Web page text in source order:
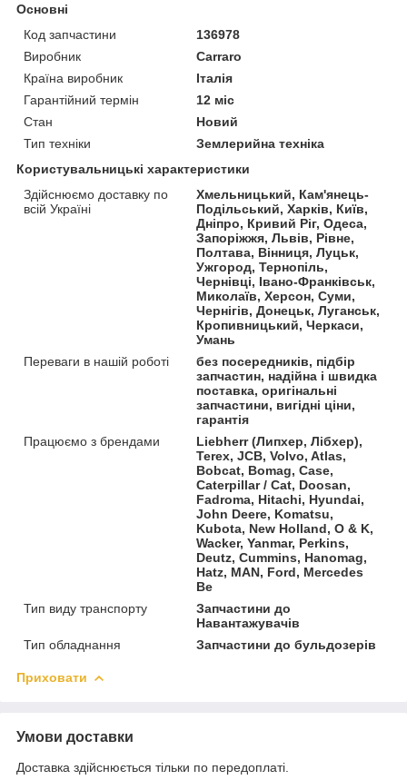
Основні
Код запчастини
136978
Виробник
Carraro
Країна виробник
Італія
Гарантійний термін
12 міс
Стан
Новий
Тип техніки
Землерийна техніка
Користувальницькі характеристики
Здійснюємо доставку по
всій Україні
Хмельницький, Кам'янець-
Подільський, Харків, Київ,
Дніпро, Кривий Ріг, Одеса,
Запоріжжя, Львів, Рівне,
Полтава, Вінниця, Луцьк,
Ужгород, Тернопіль,
Чернівці, Івано-Франківськ,
Миколаїв, Херсон, Суми,
Чернігів, Донецьк, Луганськ,
Кропивницький, Черкаси,
Умань
Переваги в нашій роботі
без посередників, підбір
запчастин, надійна і швидка
поставка, оригінальні
запчастини, вигідні ціни,
гарантія
Працюємо з брендами
Liebherr (Липхер, Лібхер),
Terex, JCB, Volvo, Atlas,
Bobcat, Bomag, Case,
Caterpillar / Cat, Doosan,
Fadroma, Hitachi, Hyundai,
John Deere, Komatsu,
Kubota, New Holland, O & K,
Wacker, Yanmar, Perkins,
Deutz, Cummins, Hanomag,
Hatz, MAN, Ford, Mercedes
Be
Тип виду транспорту
Запчастини до
Навантажувачів
Тип обладнання
Запчастини до бульдозерів
Приховати
Умови доставки
Доставка здійснюється тільки по передоплаті.